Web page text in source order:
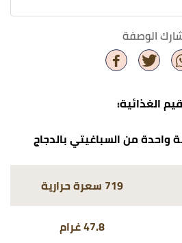
الوصفة
الغذائية:
واحدة من السباغيتي بالدجاج
719 سعرة حرارية
47.8 غرام